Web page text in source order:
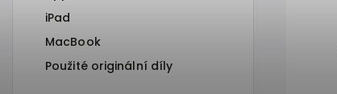
iPad
MacBook
Použité originální díly